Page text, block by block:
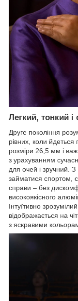
Легкий, тонкий і
Друге покоління
рівних, коли йдеться
розміри 26,5 мм і
з урахуванням
для очей і зручний.
займатися спортом,
справи – без
високоякісного
Інтуїтивно
відображається на
з яскравими